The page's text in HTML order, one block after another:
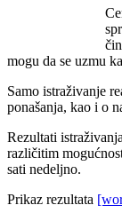
mogu da se uzmu
Samo istraživanje
ponašanja, kao i o
Rezultati
različitim
sati nedeljno.
Prikaz rezultata